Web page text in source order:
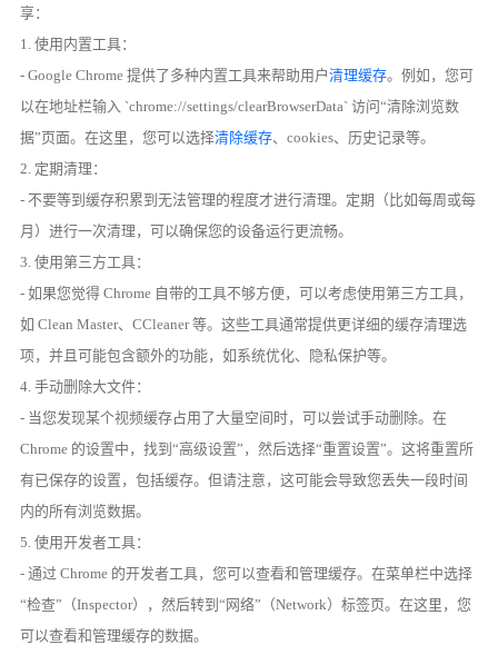
享：
1. 使用内置工具：
- Google Chrome 提供了多种内置工具来帮助用户清理缓存。例如，您可
以在地址栏输入 `chrome://settings/clearBrowserData` 访问“清除浏览数
据”页面。在这里，您可以选择清除缓存、cookies、历史记录等。
2. 定期清理：
- 不要等到缓存积累到无法管理的程度才进行清理。定期（比如每周或每
月）进行一次清理，可以确保您的设备运行更流畅。
3. 使用第三方工具：
- 如果您觉得 Chrome 自带的工具不够方便，可以考虑使用第三方工具，
如 Clean Master、CCleaner 等。这些工具通常提供更详细的缓存清理选
项，并且可能包含额外的功能，如系统优化、隐私保护等。
4. 手动删除大文件：
- 当您发现某个视频缓存占用了大量空间时，可以尝试手动删除。在
Chrome 的设置中，找到“高级设置”，然后选择“重置设置”。这将重置所
有已保存的设置，包括缓存。但请注意，这可能会导致您丢失一段时间
内的所有浏览数据。
5. 使用开发者工具：
- 通过 Chrome 的开发者工具，您可以查看和管理缓存。在菜单栏中选择
“检查”（Inspector），然后转到“网络”（Network）标签页。在这里，您
可以查看和管理缓存的数据。